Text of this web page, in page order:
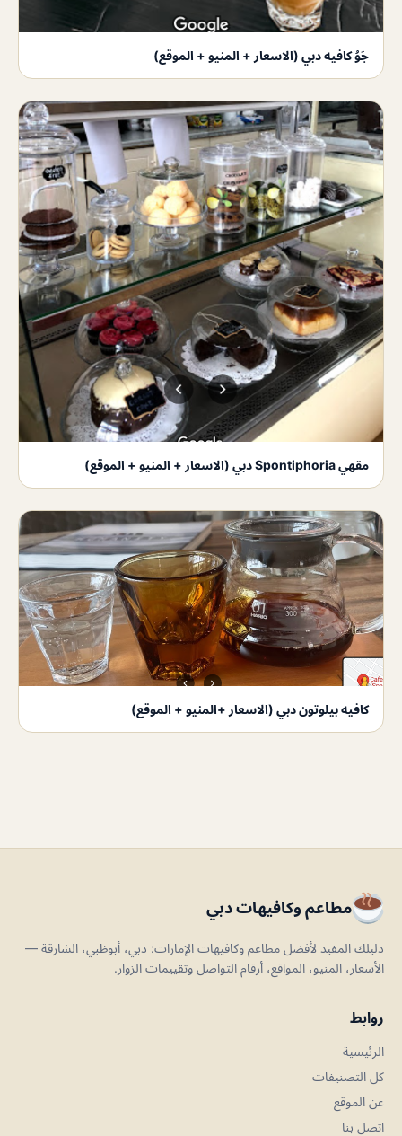
جَوُ كافيه دبي (الاسعار + المنيو + الموقع)
مقهي Spontiphoria دبي (الاسعار + المنيو + الموقع)
كافيه بيلوتون دبي (الاسعار +المنيو + الموقع)
مطاعم وكافيهات دبي
دليلك المفيد لأفضل مطاعم وكافيهات الإمارات: دبي، أبوظبي، الشارقة —
الأسعار، المنيو، المواقع، أرقام التواصل وتقييمات الزوار.
روابط
الرئيسية
كل التصنيفات
عن الموقع
اتصل بنا